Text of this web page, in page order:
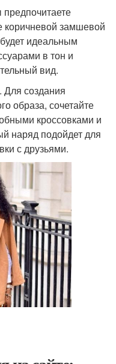
коричневой замшевой
идеальным
в тон и
вид.
Для создания
образа, сочетайте
кроссовками и
наряд подойдет для
с друзьями.